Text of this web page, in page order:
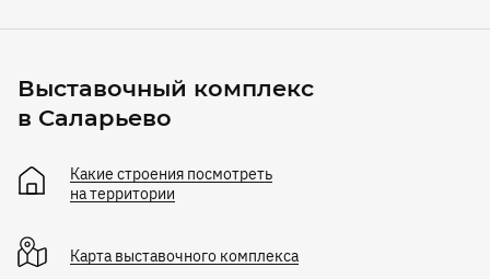
Выставочный комплекс
в Саларьево
Какие строения посмотреть
на территории
Карта выставочного комплекса